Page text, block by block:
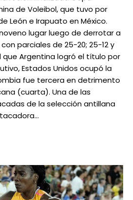
de Voleibol, que tuvo por
León e Irapuato en México.
lugar luego de derrotar a
parciales de 25-20; 25-12 y
que Argentina logró el título por
Estados Unidos ocupó la
fue tercera en detrimento
(cuarta). Una de las
de la selección antillana